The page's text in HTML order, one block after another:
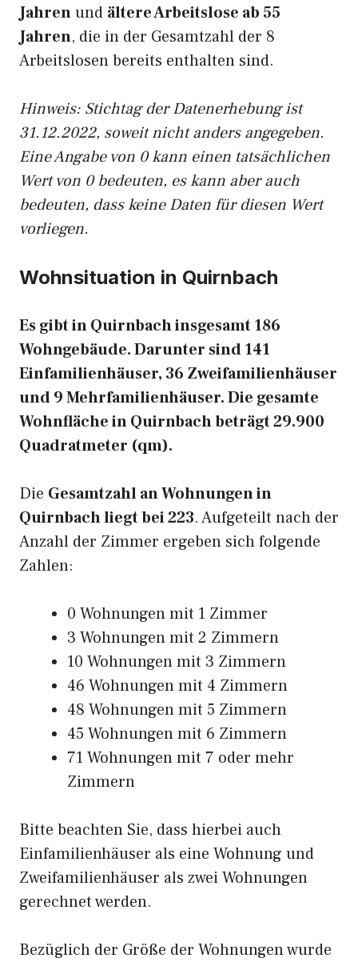
Jahrenund ältere Arbeitslose ab 55
Jahren, die in der Gesamtzahl der 8
Arbeitslosen bereits enthalten sind.
Hinweis: Stichtag der Datenerhebung ist
31.12.2022, soweit nicht anders angegeben.
Eine Angabe von 0 kann einen tatsächlichen
Wert von 0 bedeuten, es kann aber auch
bedeuten, dass keine Daten für diesen Wert
vorliegen.
Wohnsituation in Quirnbach
Es gibt in Quirnbach insgesamt 186
Wohngebäude. Darunter sind 141
Einfamilienhäuser, 36 Zweifamilienhäuser
und 9 Mehrfamilienhäuser. Die gesamte
Wohnfläche in Quirnbach beträgt 29.900
Quadratmeter (qm).
Die Gesamtzahl an Wohnungen in
Quirnbach liegt bei 223. Aufgeteilt nach der
Anzahl der Zimmer ergeben sich folgende
Zahlen:
0 Wohnungen mit 1 Zimmer
3 Wohnungen mit 2 Zimmern
10 Wohnungen mit 3 Zimmern
46 Wohnungen mit 4 Zimmern
48 Wohnungen mit 5 Zimmern
45 Wohnungen mit 6 Zimmern
71 Wohnungen mit 7 oder mehr
Zimmern
Bitte beachten Sie, dass hierbei auch
Einfamilienhäuser als eine Wohnung und
Zweifamilienhäuser als zwei Wohnungen
gerechnet werden.
Bezüglich der Größe der Wohnungen wurde